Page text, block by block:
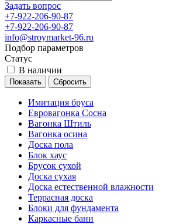
Задать вопрос
+7-922-206-90-87
+7-922-206-90-87
info@stroymarket-96.ru
Подбор параметров
Статус
В наличии
Имитация бруса
Евровагонка Сосна
Вагонка Штиль
Вагонка осина
Доска пола
Блок хаус
Брусок сухой
Доска сухая
Доска естественной влажности
Террасная доска
Блоки для фундамента
Каркасные бани